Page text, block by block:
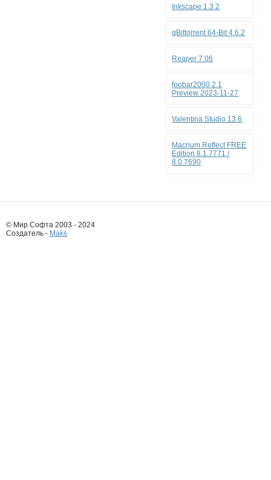
Inkscape 1.3.2
qBittorrent 64-Bit 4.6.2
Reaper 7.06
foobar2000 2.1
Preview 2023-11-27
Valentina Studio 13.6
Macrium Reflect FREE
Edition 8.1.7771 /
8.0.7690
© Мир Софта 2003 - 2024
Создатель - Maks